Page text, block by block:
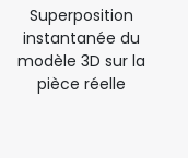
Superposition
instantanée du
modèle 3D sur la
pièce réelle